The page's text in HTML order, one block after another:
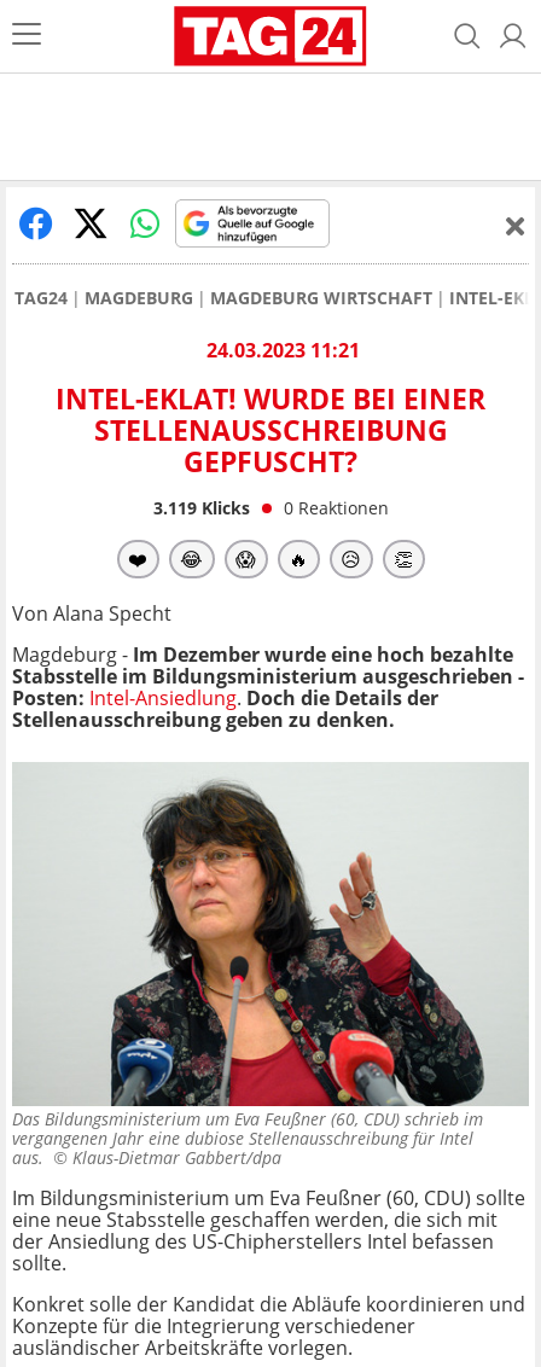
TAG24 MAGDEBURG MAGDEBURG WIRTSCHAFT INTEL-
24.03.2023 11:21
INTEL-EKLAT! WURDE BEI EINER
STELLENAUSSCHREIBUNG
GEPFUSCHT?
3.119Klicks 0 Reaktionen
❤️ 😂 😱 🔥 😥 👏
Von Alana Specht
Magdeburg - Im Dezember wurde eine hoch bezahlte
Stabsstelle im Bildungsministerium ausgeschrieben -
Posten: Intel-Ansiedlung. Doch die Details der
Stellenausschreibung geben zu denken.
Das Bildungsministerium um Eva Feußner (60, CDU) schrieb im
vergangenen Jahr eine dubiose Stellenausschreibung für Intel
aus. © Klaus-Dietmar Gabbert/dpa
Im Bildungsministerium um Eva Feußner (60, CDU) sollte
eine neue Stabsstelle geschaffen werden, die sich mit
der Ansiedlung des US-Chipherstellers Intel befassen
sollte.
Konkret solle der Kandidat die Abläufe koordinieren und
Konzepte für die Integrierung verschiedener
ausländischer Arbeitskräfte vorlegen.